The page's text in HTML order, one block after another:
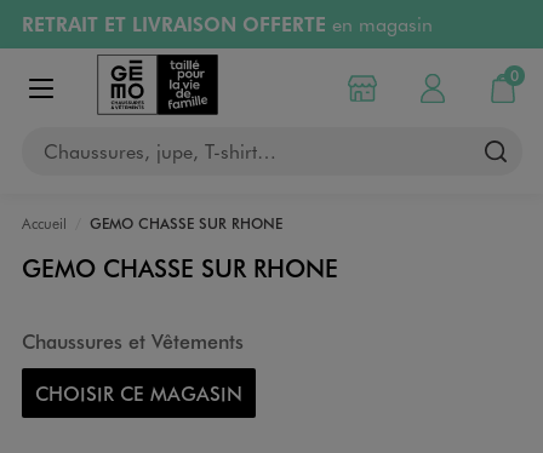
Aller au contenu principal
Aller à la navigation
RETRAIT ET LIVRAISON OFFERTE en magasin
Retours OFFERTSpendant 30 jours
PAYEZ EN 3x SANS FRAIS
RÉSERVATION GRATUITE
Afficher le menu
Chaussures, jupe, T-shirt…
Choisir mon magasin
Mon compte
0
Mon
Accueil GEMO CHASSE SUR RHONE
GEMO CHASSE SUR RHONE
Chaussures et Vêtements
CHOISIR CE MAGASIN